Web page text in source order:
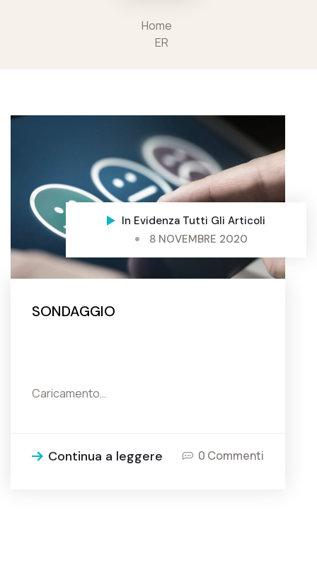
Home
ER
In Evidenza Tutti Gli Articoli
8 NOVEMBRE 2020
SONDAGGIO
Caricamento…
Continua a leggere 0 Commenti